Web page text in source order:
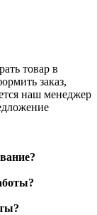
товар в
заказ,
наш менеджер